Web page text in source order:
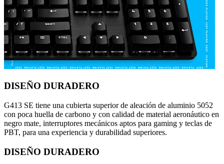
DISEÑO DURADERO
G413 SE tiene una cubierta superior de aleación de aluminio 5052
con poca huella de carbono y con calidad de material aeronáutico en
negro mate, interruptores mecánicos aptos para gaming y teclas de
PBT, para una experiencia y durabilidad superiores.
DISEÑO DURADERO